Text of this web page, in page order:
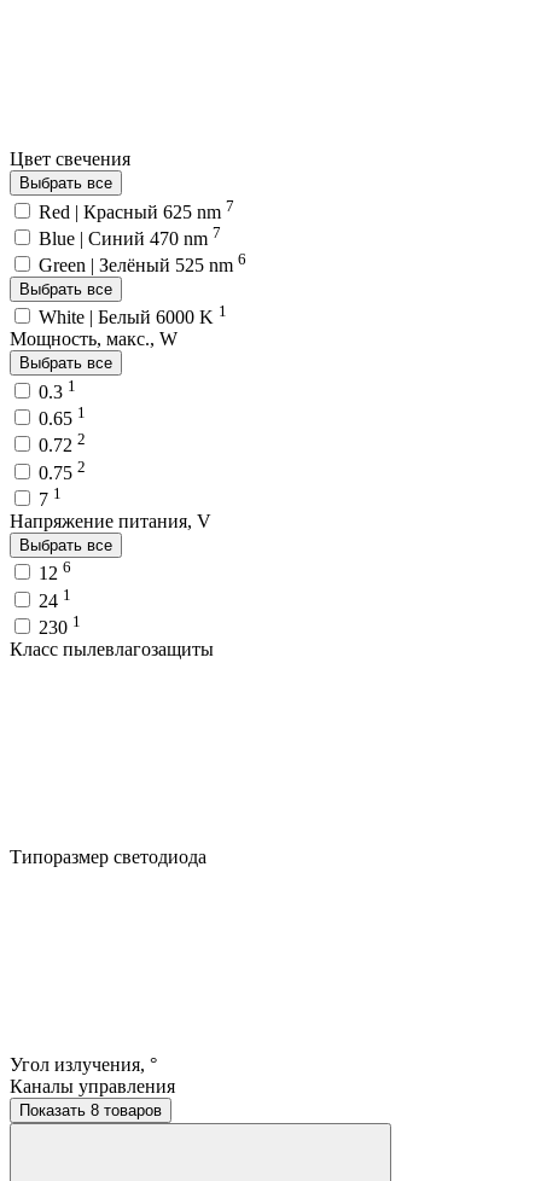
Цвет свечения
Выбрать все
Red | Красный 625 nm 7
Blue | Синий 470 nm 7
Green | Зелёный 525 nm 6
Выбрать все
White | Белый 6000 K 1
Мощность, макс., W
Выбрать все
0.3 1
0.65 1
0.72 2
0.75 2
7 1
Напряжение питания, V
Выбрать все
12 6
24 1
230 1
Класс пылевлагозащиты
Типоразмер светодиода
Угол излучения, °
Каналы управления
Показать 8 товаров